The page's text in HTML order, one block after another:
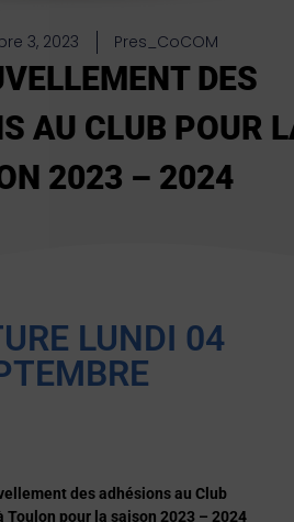
3, 2023 Pres_CoCOM
DES
AU CLUB POUR
2023 – 2024
LUNDI 04
des adhésions au Club
Toulon pour la saison 2023 – 2024